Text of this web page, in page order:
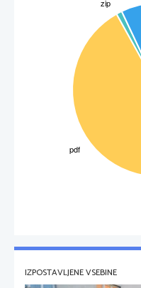
IZPOSTAVLJENE VSEBINE